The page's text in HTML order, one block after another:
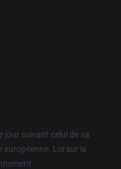
jour suivant celui de sa
Loi sur la